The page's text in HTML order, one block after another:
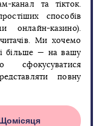
канал та тікток.
способів
онлайн-казино).
Ми хочемо
більше — на вашу
повну